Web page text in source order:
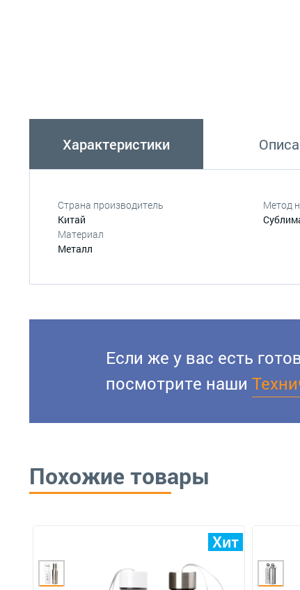
Характеристики
Страна производитель
Китай
Метод
Материал
Металл
Если же у вас есть
посмотрите наши
Похожие товары